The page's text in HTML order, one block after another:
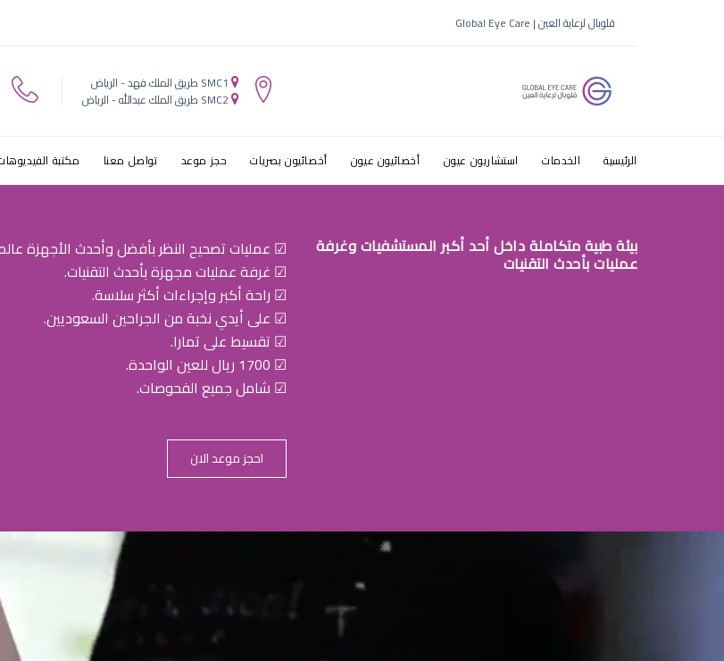
أعراض ضعف النظر
قلوبال لرعاية العين | Global Eye Care
SMC1 طريق الملك فهد - الرياض
SMC2 طريق الملك عبدالله - الرياض
الرئيسية الخدمات استشاريون عيون أخصائيون عيون أخصائيون بصريات حجز موعد تواصل معنا مكتبة
بيئة طبية متكاملة داخل أحد أكبر المستشفيات وغرفة
عمليات بأحدث التقنيات
☑ عمليات تصحيح النظر بأفضل وأحدث الأجهزة
☑ غرفة عمليات مجهزة بأحدث التقنيات.
☑ راحة أكبر وإجراءات أكثر سلاسة.
☑ على أيدي نخبة من الجراحين السعوديين.
☑ تقسيط على تمارا.
☑ 1700 ريال للعين الواحدة.
☑ شامل جميع الفحوصات.
احجز موعد الان